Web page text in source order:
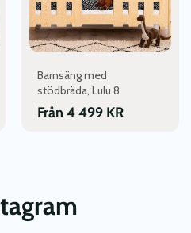
Barnsäng med
stödbräda, Lulu 8
Från 4 499 KR
olika
alternativen
kan
produktsidan